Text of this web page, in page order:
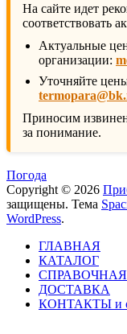
На сайте идет
соответствовать
Актуальные
организации:
Уточняйте
Приносим
за понимание.
Погода
Copyright © 2026
защищены. Тема
WordPress.
ГЛАВНАЯ
КАТАЛОГ
ДОСТАВКА
КОНТАКТЫ и